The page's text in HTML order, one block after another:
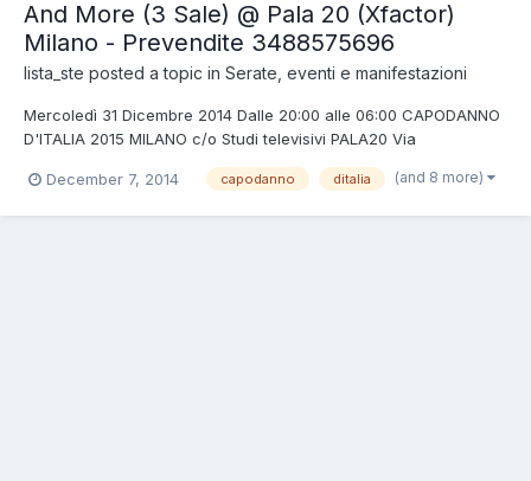
And More (3 Sale) @ Pala 20 (Xfactor)
Milano - Prevendite 3488575696
lista_ste posted a topic in Serate, eventi e manifestazioni
Mercoledì 31 Dicembre 2014 Dalle 20:00 alle 06:00 CAPODANNO
D'ITALIA 2015 MILANO c/o Studi televisivi PALA20 Via
INFO LINE: 348 8575696 (anche whatsapp) lista_ste@yahoo.it
December 7, 2014 capodanno ditalia (and 8 more)